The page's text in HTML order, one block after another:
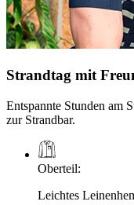
Strandtag mit
Entspannte Stunden am
zur Strandbar.
Oberteil:
Leichtes